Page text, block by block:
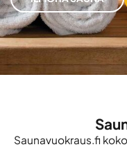
Saunavuokraus.fi